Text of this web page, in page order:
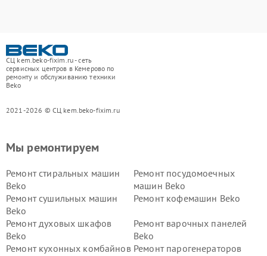
СЦ kem.beko-fixim.ru - сеть
сервисных центров в Кемерово по
ремонту и обслуживанию техники
Beko
2021-2026 © СЦ kem.beko-fixim.ru
Мы ремонтируем
Ремонт стиральных машин
Beko
Ремонт посудомоечных
машин Beko
Ремонт сушильных машин
Beko
Ремонт кофемашин Beko
Ремонт духовых шкафов
Beko
Ремонт варочных панелей
Beko
Ремонт кухонных комбайнов Ремонт парогенераторов